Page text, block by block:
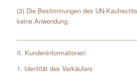
(3) Die Bestimmungen des UN-
keine Anwendung.
II. Kundeninformationen
1. Identität des Verkäufers